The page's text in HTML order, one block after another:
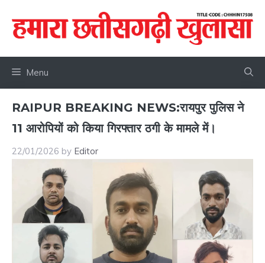
content
Menu
RAIPUR BREAKING NEWS:रायपुर पुलिस ने
11 आरोपियों को किया गिरफ्तार ठगी के मामले में।
22/01/2026 by Editor